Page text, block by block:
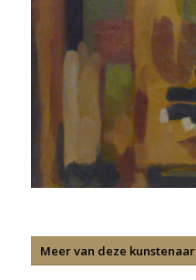
Meer van deze kunstenaar